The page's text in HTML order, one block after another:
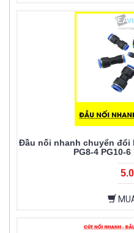
Đầu nối nhanh chuyển đổi
PG8-4 PG10-